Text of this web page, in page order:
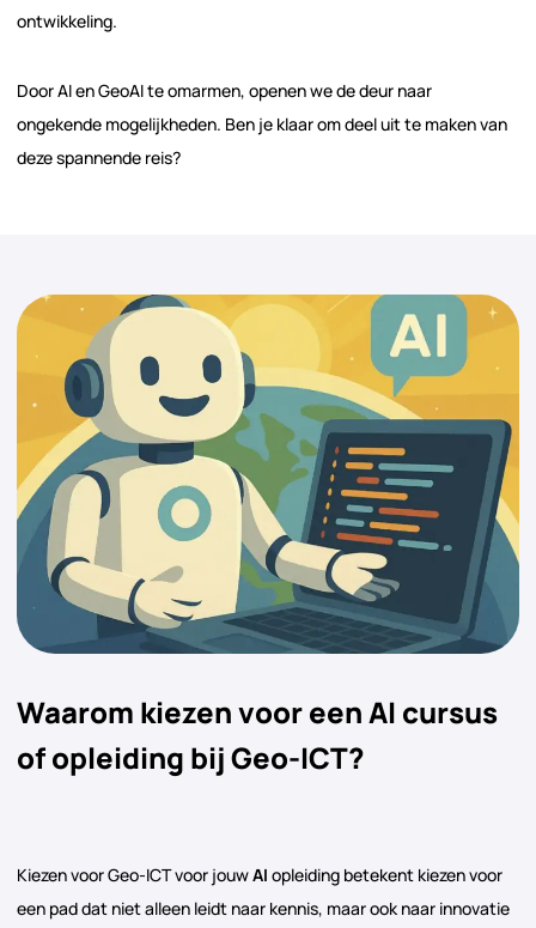
ontwikkeling.
Door AI en GeoAI te omarmen, openen we de deur naar
ongekende mogelijkheden. Ben je klaar om deel uit te maken van
deze spannende reis?
Waarom kiezen voor een AI cursus
of opleiding bij Geo-ICT?
Kiezen voor Geo-ICT voor jouwAI opleiding betekent kiezen voor
een pad dat niet alleen leidt naar kennis, maar ook naar innovatie